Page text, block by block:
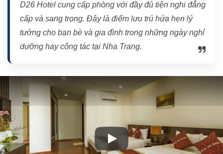
D26 Hotel cung cấp phòng với đầy đủ tiện nghi đẳng
cấp và sang trọng. Đây là điểm lưu trú hứa hẹn lý
tưởng cho bạn bè và gia đình trong những ngày nghỉ
dưỡng hay công tác tại Nha Trang.
Play: Khách Sạn D26 Nha Trang